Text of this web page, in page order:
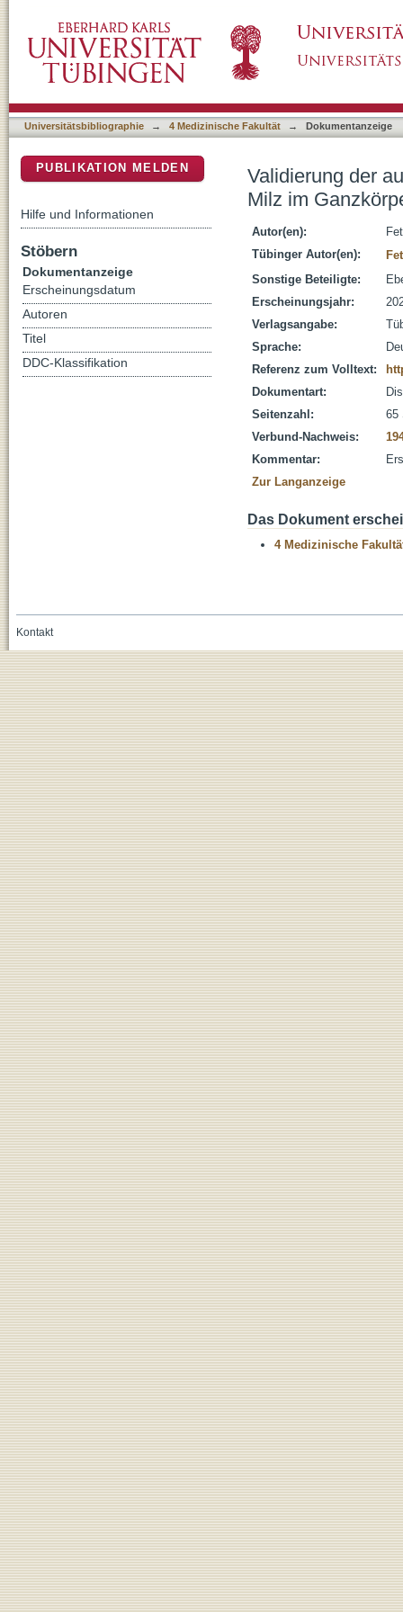
Rahmen der Nationalen Kohorte
Universitätsbibliographie → 4 Medizinische Fakultät → Dokumentanzeige
Validierung der
Milz im
Autor(en):
Tübinger Autor(en):
Sonstige Beteiligte:
Erscheinungsjahr:
Verlagsangabe:
Sprache:
Referenz zum Volltext:
Dokumentart:
Seitenzahl:
65
Verbund-Nachweis:
Kommentar:
Zur Langanzeige
Das Dokument
4 Medizinische
PUBLIKATION MELDEN
Hilfe und Informationen
Stöbern
Dokumentanzeige
Erscheinungsdatum
Autoren
Titel
DDC-Klassifikation
Kontakt